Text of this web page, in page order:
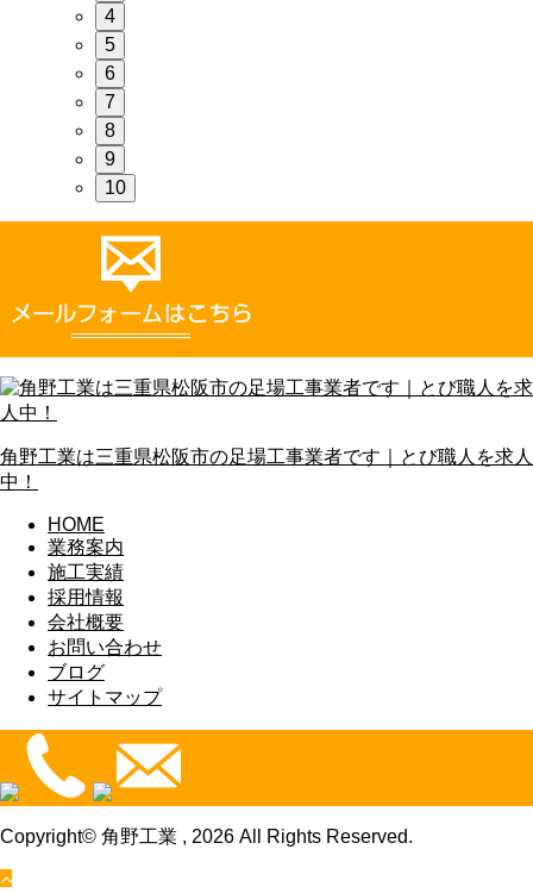
4
5
6
7
8
9
10
角野工業は三重県松阪市の足場工事業者です｜とび職人を求人
中！
HOME
業務案内
施工実績
採用情報
会社概要
お問い合わせ
ブログ
サイトマップ
Copyright© 角野工業 , 2026 All Rights Reserved.